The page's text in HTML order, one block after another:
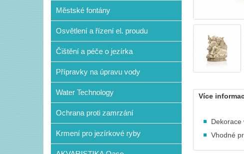
Více
Dekorace
Vhodné
Městské fontány
Osvětlení a řízení el. proudu
Čištění a péče o jezírka
Přípravky na úpravu vody
Water Technology
Ochrana proti zamrzání
Krmení pro jezírkové ryby